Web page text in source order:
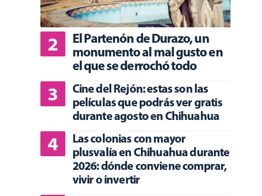
El Partenón de Durazo, un
monumento al mal gusto en
el que se derrochó todo
Cine del Rejón: estas son las
películas que podrás ver gratis
durante agosto en Chihuahua
Las colonias con mayor
plusvalía en Chihuahua durante
2026: dónde conviene comprar,
vivir o invertir